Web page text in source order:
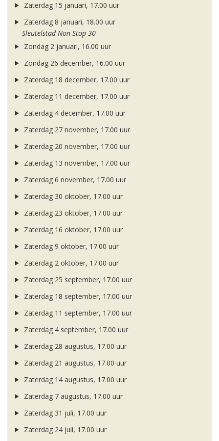
Zaterdag 15 januari, 17.00 uur
Zaterdag 8 januari, 18.00 uur
Sleutelstad Non-Stop 30
Zondag 2 januari, 16.00 uur
Zondag 26 december, 16.00 uur
Zaterdag 18 december, 17.00 uur
Zaterdag 11 december, 17.00 uur
Zaterdag 4 december, 17.00 uur
Zaterdag 27 november, 17.00 uur
Zaterdag 20 november, 17.00 uur
Zaterdag 13 november, 17.00 uur
Zaterdag 6 november, 17.00 uur
Zaterdag 30 oktober, 17.00 uur
Zaterdag 23 oktober, 17.00 uur
Zaterdag 16 oktober, 17.00 uur
Zaterdag 9 oktober, 17.00 uur
Zaterdag 2 oktober, 17.00 uur
Zaterdag 25 september, 17.00 uur
Zaterdag 18 september, 17.00 uur
Zaterdag 11 september, 17.00 uur
Zaterdag 4 september, 17.00 uur
Zaterdag 28 augustus, 17.00 uur
Zaterdag 21 augustus, 17.00 uur
Zaterdag 14 augustus, 17.00 uur
Zaterdag 7 augustus, 17.00 uur
Zaterdag 31 juli, 17.00 uur
Zaterdag 24 juli, 17.00 uur